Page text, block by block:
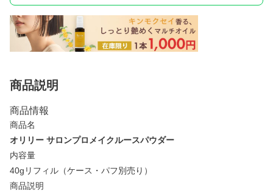
商品説明
商品情報
商品名
オリリー サロンプロメイクルースパウダー
内容量
40gリフィル（ケース・パフ別売り）
商品説明